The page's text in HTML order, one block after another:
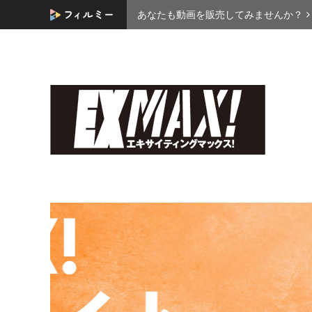
あなたも動画を販売してみませんか？